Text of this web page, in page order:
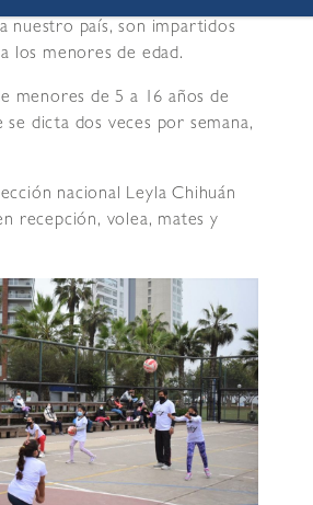
nuestro país, son impartidos
los menores de edad.
menores de 5 a 16 años de
dicta dos veces por semana,
nacional Leyla Chihuán
recepción, volea, mates y